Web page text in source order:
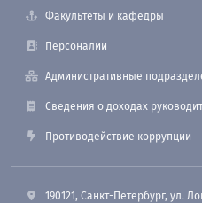
Факультеты и кафедры
Персоналии
Административные
Сведения о доходах
Противодействие коррупции
190121, Санкт-Петербург, ул.